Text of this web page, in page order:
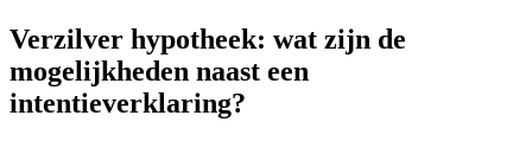
Verzilver hypotheek: wat zijn de
mogelijkheden naast een
intentieverklaring?